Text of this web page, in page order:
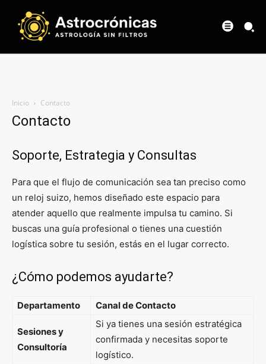
Inicio Contacto
Contacto
Soporte, Estrategia y Consultas
Para que el flujo de comunicación sea tan preciso como
un reloj suizo, hemos diseñado este espacio para
atender aquello que realmente impulsa tu camino. Si
buscas una guía profesional o tienes una cuestión
logística sobre tu sesión, estás en el lugar correcto.
¿Cómo podemos ayudarte?
Departamento Canal de Contacto
Sesiones y
Consultoría
Si ya tienes una sesión estratégica
confirmada y necesitas soporte
logístico.